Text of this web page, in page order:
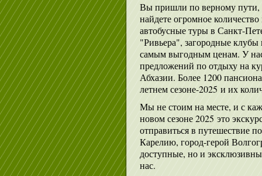
Вы пришли по верному пути,
найдете огромное
автобусные туры в Санкт-
"Ривьера", загородные
самым выгодным ценам. У
предложений по отдыху на
Абхазии. Более 1200
летнем сезоне-2025 и их
Мы не стоим на месте, и с
новом сезоне 2025 это
отправиться в путешествие
Карелию, город-герой
доступные, но и
нас.